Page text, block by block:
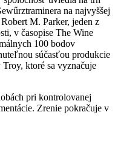
na najvyššej
M. Parker, jeden z
v časopise The Wine
100 bodov
súčasťou produkcie
ktoré sa vyznačuje
pri kontrolovanej
Zrenie pokračuje v